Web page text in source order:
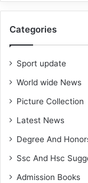
Categories
Sport update
World wide News
Picture Collection
Latest News
Degree And
Ssc And Hsc
Admission Books